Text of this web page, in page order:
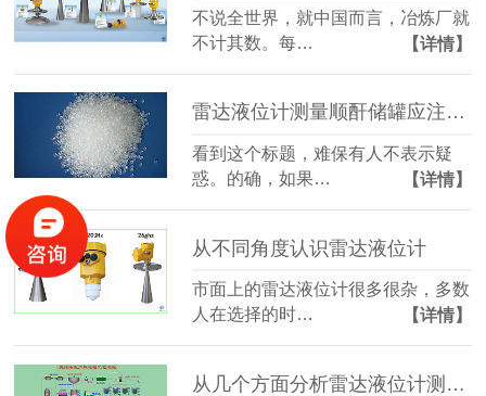
不说全世界，就中国而言，冶炼厂就
不计其数。每…
【详情】
雷达液位计测量顺酐储罐应注意的工况
看到这个标题，难保有人不表示疑
惑。的确，如果…
【详情】
从不同角度认识雷达液位计
市面上的雷达液位计很多很杂，多数
人在选择的时…
【详情】
从几个方面分析雷达液位计测量碳分槽